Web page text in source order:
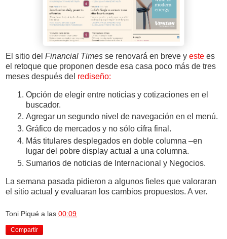
El sitio del Financial Times se renovará en breve y este es
el retoque que proponen desde esa casa poco más de tres
meses después del rediseño:
Opción de elegir entre noticias y cotizaciones en el
buscador.
Agregar un segundo nivel de navegación en el menú.
Gráfico de mercados y no sólo cifra final.
Más titulares desplegados en doble columna –en
lugar del pobre display actual a una columna.
Sumarios de noticias de Internacional y Negocios.
La semana pasada pidieron a algunos fieles que valoraran
el sitio actual y evaluaran los cambios propuestos. A ver.
Toni Piqué a las 00:09
Compartir